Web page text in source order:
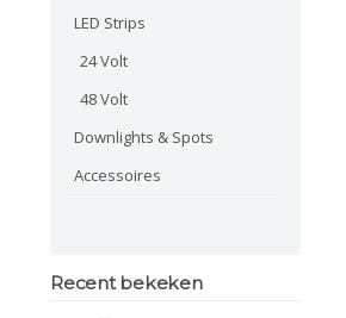
LED Strips
24 Volt
48 Volt
Downlights & Spots
Accessoires
Recent bekeken